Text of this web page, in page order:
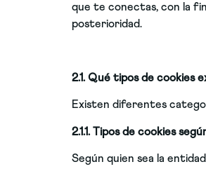
que te conectas, con la
posterioridad.
2.1. Qué tipos de cookies
Existen diferentes
2.1.1. Tipos de cookies
Según quien sea la